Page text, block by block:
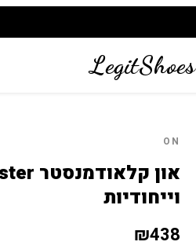
LegitShoes
ON
וייחודיות
₪438